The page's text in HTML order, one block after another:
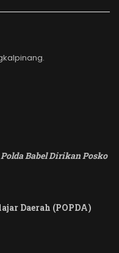
Babel Dirikan Posko
Daerah (POPDA)